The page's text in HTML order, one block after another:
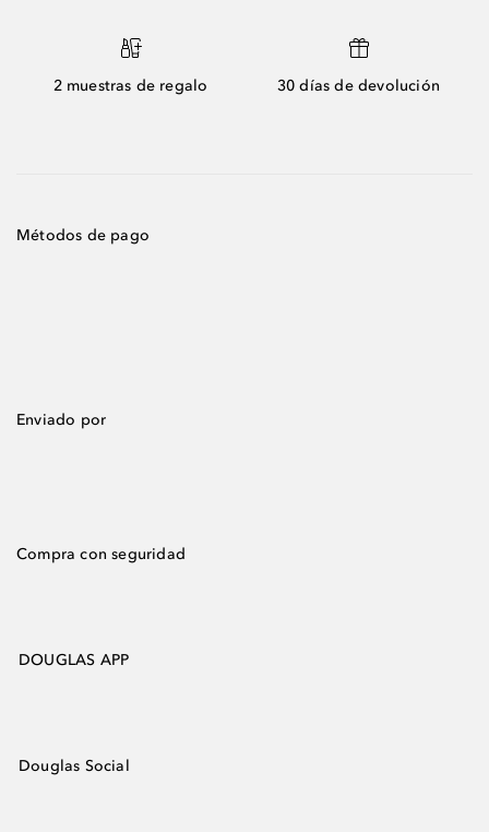
2 muestras de regalo 30 días de devolución
Métodos de pago
Enviado por
Compra con seguridad
DOUGLAS APP
Douglas Social